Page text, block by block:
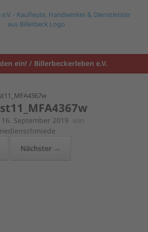
ein! / Billerbeckerleben e.V.
16. September 2019 von
Nächster →